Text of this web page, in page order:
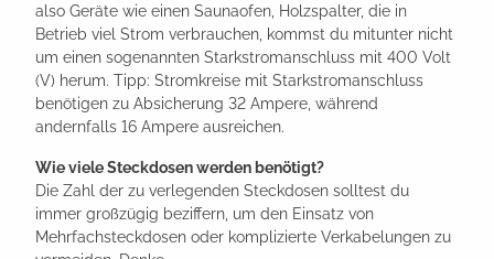
also Geräte wie einen Saunaofen, Holzspalter, die in
Betrieb viel Strom verbrauchen, kommst du mitunter nicht
um einen sogenannten Starkstromanschluss mit 400 Volt
(V) herum. Tipp: Stromkreise mit Starkstromanschluss
benötigen zu Absicherung 32 Ampere, während
andernfalls 16 Ampere ausreichen.
Wie viele Steckdosen werden benötigt?
Die Zahl der zu verlegenden Steckdosen solltest du
immer großzügig beziffern, um den Einsatz von
Mehrfachsteckdosen oder komplizierte Verkabelungen zu